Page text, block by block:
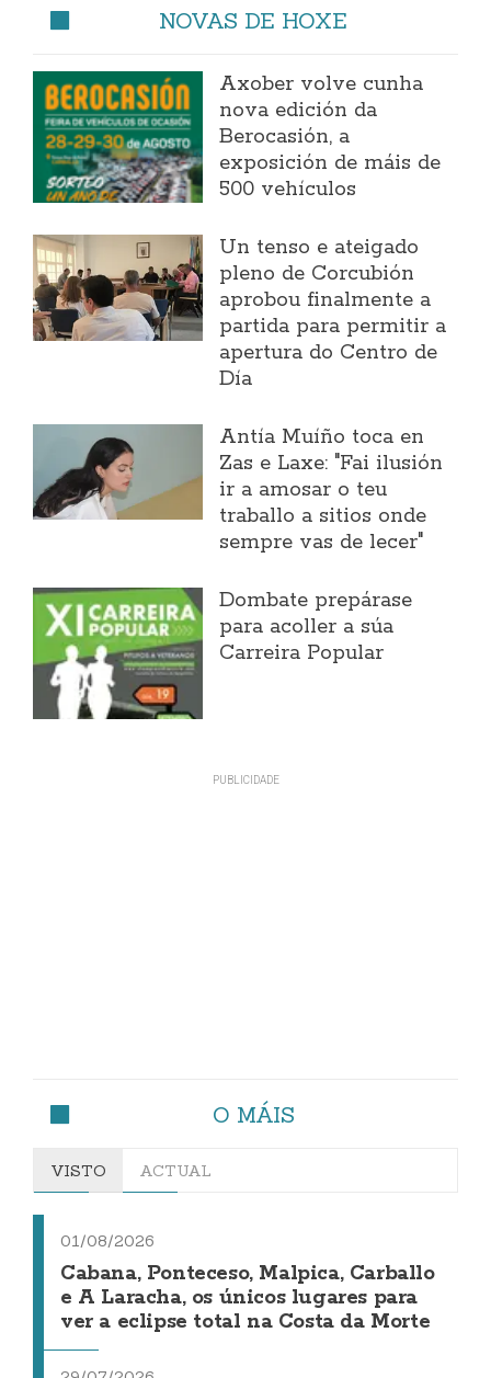
NOVAS DE HOXE
Axober volve cunha
nova edición da
Berocasión, a
exposición de máis de
500 vehículos
Un tenso e ateigado
pleno de Corcubión
aprobou finalmente a
partida para permitir a
apertura do Centro de
Día
Antía Muíño toca en
Zas e Laxe: "Fai ilusión
ir a amosar o teu
traballo a sitios onde
sempre vas de lecer"
Dombate prepárase
para acoller a súa
Carreira Popular
O MÁIS
VISTO ACTUAL
01/08/2026
Cabana, Ponteceso, Malpica, Carballo
e A Laracha, os únicos lugares para
ver a eclipse total na Costa da Morte